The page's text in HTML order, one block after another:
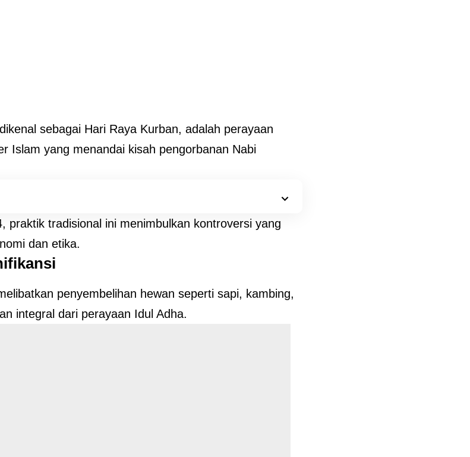
sebagai Hari Raya Kurban, adalah perayaan
Islam yang menandai kisah pengorbanan Nabi
praktik tradisional ini menimbulkan kontroversi yang
dan etika.
penyembelihan hewan seperti sapi, kambing,
integral dari perayaan Idul Adha.